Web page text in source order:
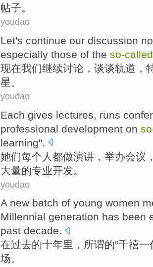
帖子。
youdao
Let's continue our discussion
especially those of the so-called
现在我们继续讨论 ， 谈谈轨道 ，
星。
youdao
Each gives lectures
runs
professional development on
learning".
她们每个人都做演讲 ， 举办会议
大量的专业开发 。
youdao
A new batch of young women
Millennial generation has been
past decade.
在过去的十年里， 所谓的“千禧一
场。